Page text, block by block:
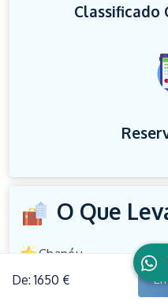
Classificado
O Que
Chapéu.
De: 1650 €